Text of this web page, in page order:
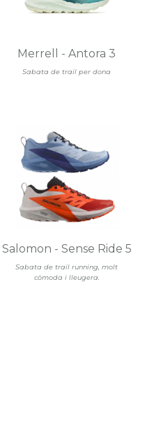
Sabata de trail per dona
Merrell - Antora 3
Sabata de trail running, molt
còmoda i lleugera.
Salomon - Sense Ride 5